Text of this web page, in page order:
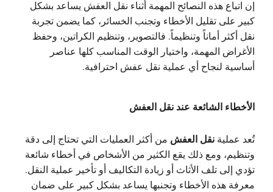
إن اتباع هذه النصائح المهمة أثناء نقل العفش يساعد بشكل
كبير على تقليل الأخطاء وتجنب الخسائر، كما يضمن تجربة
نقل أكثر أماناً وتنظيماً. فالتصوير، وتنظيم الكراتين، وحفظ
الأغراض المهمة، واختيار الوقت المناسب كلها عناصر
أساسية لنجاح أي عملية نقل عفش احترافية.
الأخطاء الشائعة عند نقل العفش
تُعد عملية نقل العفش من أكثر العمليات التي تحتاج إلى دقة
وتنظيم، ومع ذلك يقع الكثير من الأشخاص في أخطاء شائعة
تؤدي إلى تلف الأثاث أو زيادة التكاليف أو تأخير عملية النقل.
معرفة هذه الأخطاء وتجنبها يساعد بشكل كبير على ضمان